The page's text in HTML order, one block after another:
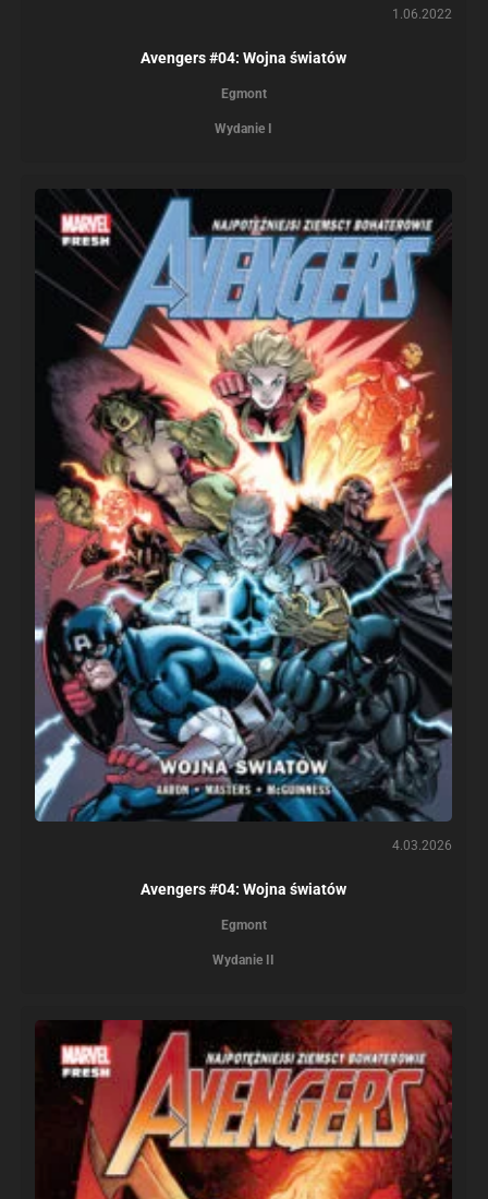
1.06.2022
Avengers #04: Wojna światów
Egmont
Wydanie I
4.03.2026
Avengers #04: Wojna światów
Egmont
Wydanie II